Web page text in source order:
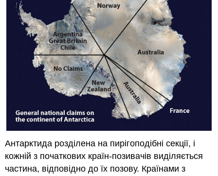
Антарктида розділена на пирігоподібні секції, і
кожній з початкових країн-позивачів виділяється
частина, відповідно до їх позову. Країнами з